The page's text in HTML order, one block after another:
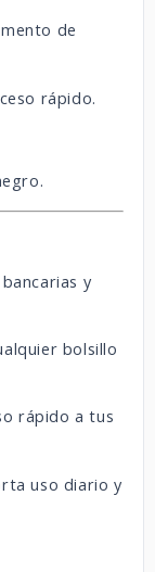
de
rápido.
y
bolsillo
rápido a tus
uso diario y